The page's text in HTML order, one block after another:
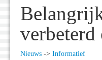
verbeterd
Nieuws -> Informatief